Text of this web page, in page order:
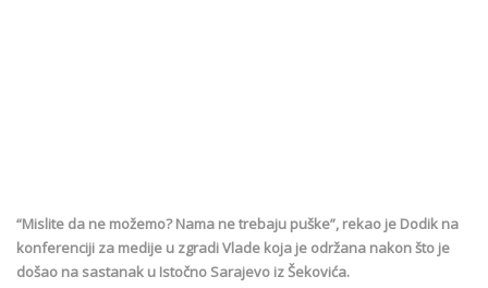
“Mislite da ne možemo? Nama ne trebaju puške”, rekao je Dodik na
konferenciji za medije u zgradi Vlade koja je održana nakon što je
došao na sastanak u Istočno Sarajevo iz Šekovića.